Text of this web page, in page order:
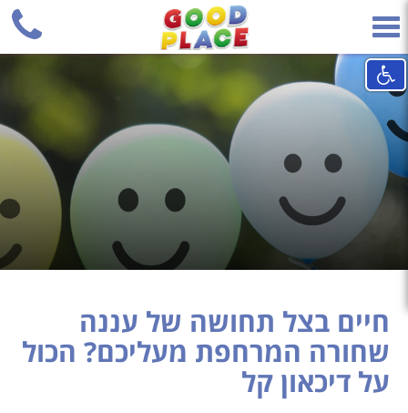
Toggle
Phone
חיים בצל תחושה של עננה
שחורה המרחפת מעליכם? הכול
על דיכאון קל